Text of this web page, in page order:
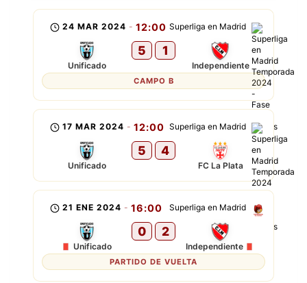
Superliga en Madrid
24 MAR 2024 - 12:00
Unificado
5 1
Independiente
CAMPO B
Superliga en Madrid
17 MAR 2024 - 12:00
Unificado
5 4
FC La Plata
Superliga en Madrid
21 ENE 2024 - 16:00
Unificado
0 2
Independiente
PARTIDO DE VUELTA